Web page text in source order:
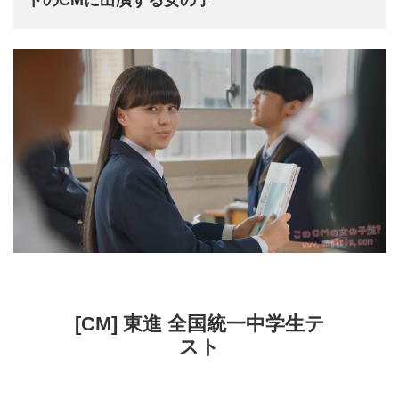
[CM] 東進 全国統一中学生テ
スト